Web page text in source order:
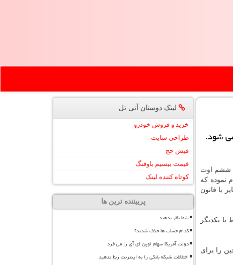
شود.
ششم اوت
نموده که
با قانون
با یکدیگر
را برای
لینک دوستان آنی تل
خرید و فروش خودرو
طراحی سایت
فیش حج
قیمت بیسیم باوفنگ
کوتاه کننده لینک
پربیننده ترین ها
شما نظر بدهید
کدام حساب ها حذف شدند؟
دولت آمریکا سهام اوپن ای آی را می خرد
اختلالات شبکه بانکی را به اینترنت ربط ندهید